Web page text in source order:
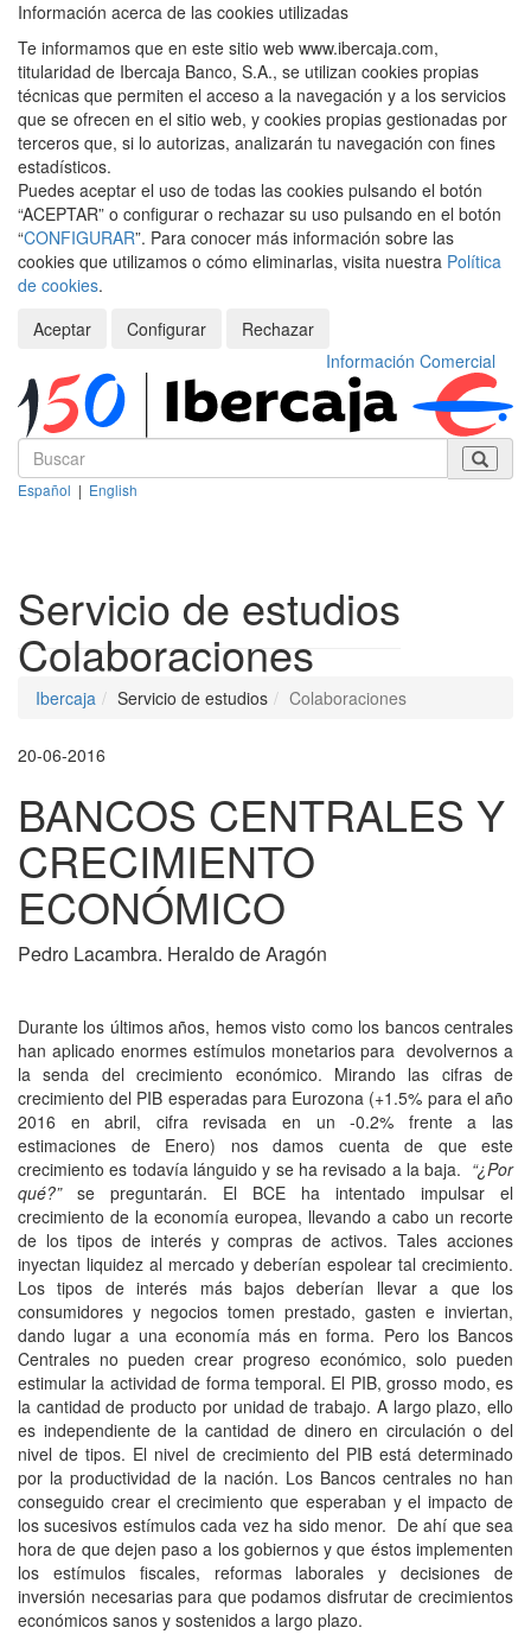
Información acerca de las cookies utilizadas
Te informamos que en este sitio web www.ibercaja.com,
titularidad de Ibercaja Banco, S.A., se utilizan cookies propias
técnicas que permiten el acceso a la navegación y a los servicios
que se ofrecen en el sitio web, y cookies propias gestionadas por
terceros que, si lo autorizas, analizarán tu navegación con fines
estadísticos.
Puedes aceptar el uso de todas las cookies pulsando el botón
“ACEPTAR” o configurar o rechazar su uso pulsando en el botón
“CONFIGURAR”. Para conocer más información sobre las
cookies que utilizamos o cómo eliminarlas, visita nuestra Política
de cookies.
Aceptar
Configurar
Rechazar
Información Comercial
Español | English
Servicio de estudios
Colaboraciones
Ibercaja Servicio de estudios Colaboraciones
20-06-2016
BANCOS CENTRALES Y
CRECIMIENTO
ECONÓMICO
Pedro Lacambra. Heraldo de Aragón
Durante los últimos años, hemos visto como los bancos centrales
han aplicado enormes estímulos monetarios para devolvernos a
la senda del crecimiento económico. Mirando las cifras de
crecimiento del PIB esperadas para Eurozona (+1.5% para el año
2016 en abril, cifra revisada en un -0.2% frente a las
estimaciones de Enero) nos damos cuenta de que este
crecimiento es todavía lánguido y se ha revisado a la baja. “¿Por
qué?” se preguntarán. El BCE ha intentado impulsar el
crecimiento de la economía europea, llevando a cabo un recorte
de los tipos de interés y compras de activos. Tales acciones
inyectan liquidez al mercado y deberían espolear tal crecimiento.
Los tipos de interés más bajos deberían llevar a que los
consumidores y negocios tomen prestado, gasten e inviertan,
dando lugar a una economía más en forma. Pero los Bancos
Centrales no pueden crear progreso económico, solo pueden
estimular la actividad de forma temporal. El PIB, grosso modo, es
la cantidad de producto por unidad de trabajo. A largo plazo, ello
es independiente de la cantidad de dinero en circulación o del
nivel de tipos. El nivel de crecimiento del PIB está determinado
por la productividad de la nación. Los Bancos centrales no han
conseguido crear el crecimiento que esperaban y el impacto de
los sucesivos estímulos cada vez ha sido menor. De ahí que sea
hora de que dejen paso a los gobiernos y que éstos implementen
los estímulos fiscales, reformas laborales y decisiones de
inversión necesarias para que podamos disfrutar de crecimientos
económicos sanos y sostenidos a largo plazo.